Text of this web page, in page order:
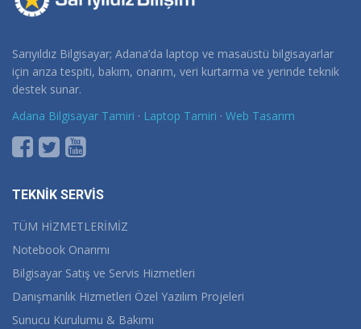
Sarıyıldız Bilgisayar; Adana’da laptop ve masaüstü bilgisayarlar
için arıza tespiti, bakım, onarım, veri kurtarma ve yerinde teknik
destek sunar.
Adana Bilgisayar Tamiri · Laptop Tamiri · Web Tasarım
TEKNİK SERVİS
TÜM HİZMETLERİMİZ
Notebook Onarımı
Bilgisayar Satış ve Servis Hizmetleri
Danışmanlık Hizmetleri Özel Yazılım Projeleri
Sunucu Kurulumu & Bakımı